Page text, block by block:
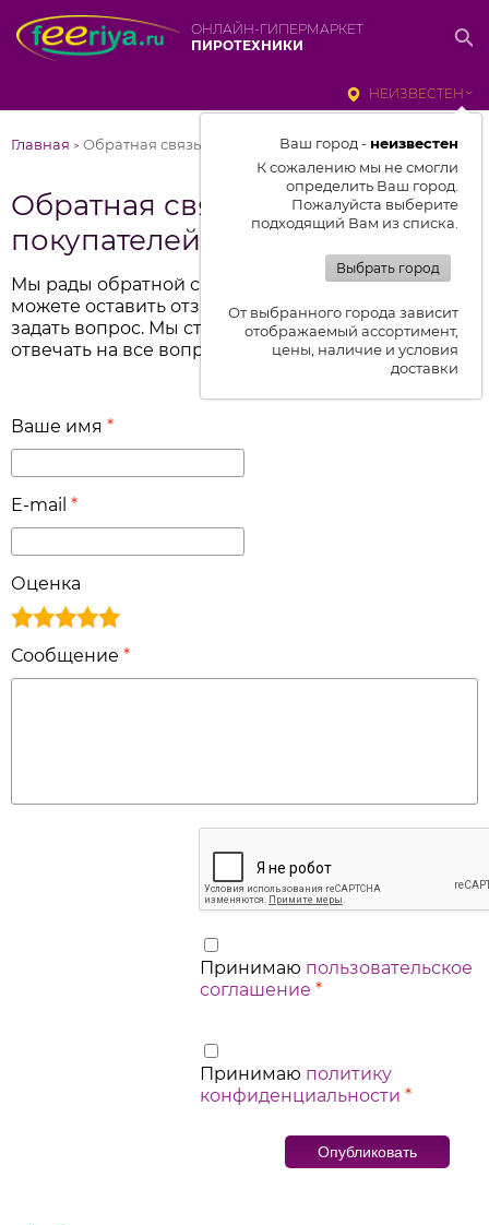
ОНЛАЙН-ГИПЕРМАРКЕТ
ПИРОТЕХНИКИ
НЕИЗВЕСТЕН
Ваш город - неизвестен
К сожалению мы не смогли
определить Ваш город.
Пожалуйста выберите
подходящий Вам из списка.
Выбрать город
От выбранного города зависит
отображаемый ассортимент,
цены, наличие и условия
доставки
Главная > Обратная связь и отзывы покупателей
Обратная связь и отзывы
покупателей
Мы рады обратной связи от вас. Поэтому вы
можете оставить отзыв о работе компании или
задать вопрос. Мы стараемся оперативно
отвечать на все вопросы.
Ваше имя *
E-mail *
Оценка
Сообщение *
Принимаю пользовательское
соглашение *
Принимаю политику
конфиденциальности *